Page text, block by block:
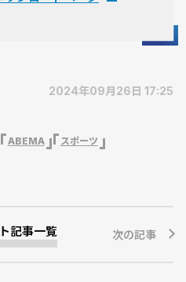
2024年09月26日 17:25
ABEMA スポーツ
記事一覧 次の記事